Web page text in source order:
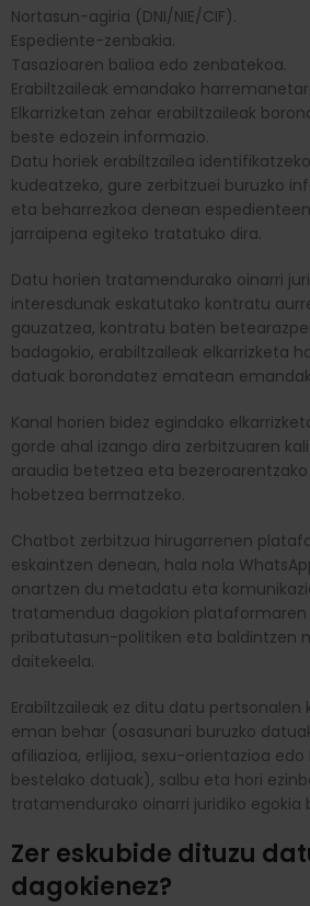
Nortasun-agiria (DNI/NIE/CIF).
Espediente-zenbakia.
Tasazioaren balioa edo zenbatekoa.
Erabiltzaileak emandako
Elkarrizketan zehar erabiltzaileak
beste edozein informazio.
Datu horiek erabiltzailea
kudeatzeko, gure zerbitzuei buruzko
eta beharrezkoa denean
jarraipena egiteko tratatuko dira.
Datu horien tratamendurako oinarri
interesdunak eskatutako kontratu
gauzatzea, kontratu baten
badagokio, erabiltzaileak elkarrizketa
datuak borondatez ematean
Kanal horien bidez egindako
gorde ahal izango dira zerbitzuaren
araudia betetzea eta
hobetzea bermatzeko.
Chatbot zerbitzua hirugarrenen
eskaintzen denean, hala nola
onartzen du metadatu eta
tratamendua dagokion plataformaren
pribatutasun-politiken eta baldintzen
daitekeela.
Erabiltzaileak ez ditu datu pertsonalen
eman behar (osasunari buruzko
afiliazioa, erlijioa, sexu-orientazioa
bestelako datuak), salbu eta hori
tratamendurako oinarri juridiko egokia
Zer eskubide dituzu
dagokienez?